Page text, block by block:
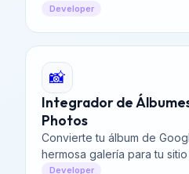
Developer
📸
Integrador de
Photos
Convierte tu álbum de
hermosa galería para tu
Developer